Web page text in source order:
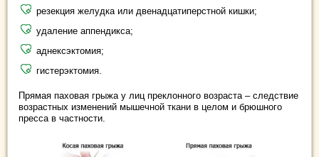
резекция желудка или двенадцатиперстной кишки;
удаление аппендикса;
аднексэктомия;
гистерэктомия.
Прямая паховая грыжа у лиц преклонного возраста – следствие
возрастных изменений мышечной ткани в целом и брюшного
пресса в частности.